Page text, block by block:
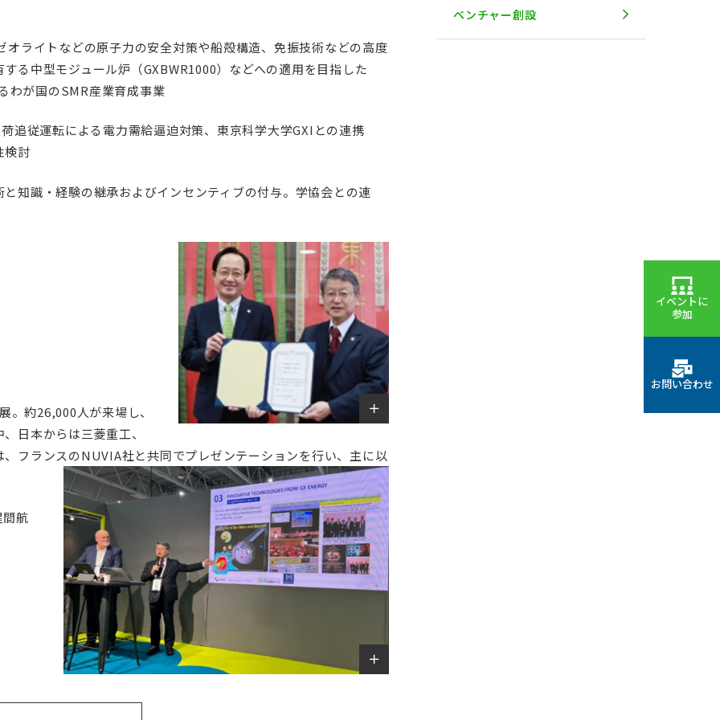
ライトなどの原子力の安全対策や船殻構造、免振技術などの高度
る中型モジュール炉（GXBWR1000）などへの適用を目指した
わが国のSMR産業育成事業
追従運転による電力需給逼迫対策、東京科学大学GXIとの連携
検討
知識・経験の継承およびインセンティブの付与。学協会との連
。約26,000人が来場し、
日本からは三菱重工、
フランスのNUVIA社と共同でプレゼンテーションを行い、主に以
航
ベンチャー創設
イベントに
参加
お問い合わせ